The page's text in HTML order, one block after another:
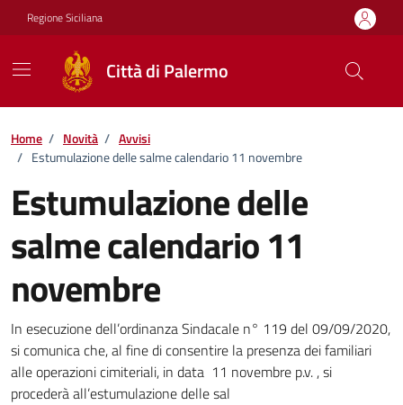
Vai ai contenuti
Vai al footer
Regione Siciliana
Città di Palermo
Home / Novità / Avvisi
/ Estumulazione delle salme calendario 11 novembre
Estumulazione delle
salme calendario 11
novembre
Dettagli della notizia
In esecuzione dell’ordinanza Sindacale n° 119 del 09/09/2020,
si comunica che, al fine di consentire la presenza dei familiari
alle operazioni cimiteriali, in data 11 novembre p.v. , si
procederà all’estumulazione delle sal